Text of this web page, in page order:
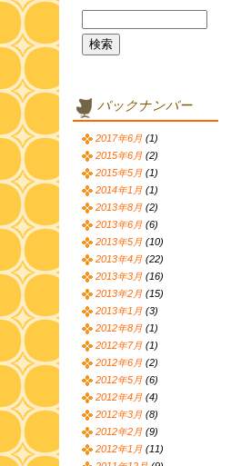
バックナンバー
2017年6月 (1)
2015年6月 (2)
2015年5月 (1)
2014年1月 (1)
2013年8月 (2)
2013年6月 (6)
2013年5月 (10)
2013年4月 (22)
2013年3月 (16)
2013年2月 (15)
2013年1月 (3)
2012年8月 (1)
2012年7月 (1)
2012年6月 (2)
2012年5月 (6)
2012年4月 (4)
2012年3月 (8)
2012年2月 (9)
2012年1月 (11)